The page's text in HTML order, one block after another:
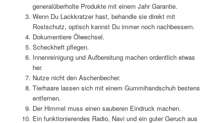
generalüberholte Produkte mit einem Jahr Garantie.
Wenn Du Lackkratzer hast, behandle sie direkt mit
Rostschutz, optisch kannst Du immer noch nachbessern.
Dokumentiere Ölwechsel.
Scheckheft pflegen.
Innenreinigung und Aufbereitung machen ordentlich etwas
her.
Nutze nicht den Aschenbecher.
Tierhaare lassen sich mit einem Gummihandschuh bestens
entfernen.
Der Himmel muss einen sauberen Eindruck machen.
Ein funktionierendes Radio, Navi und ein guter Geruch aus